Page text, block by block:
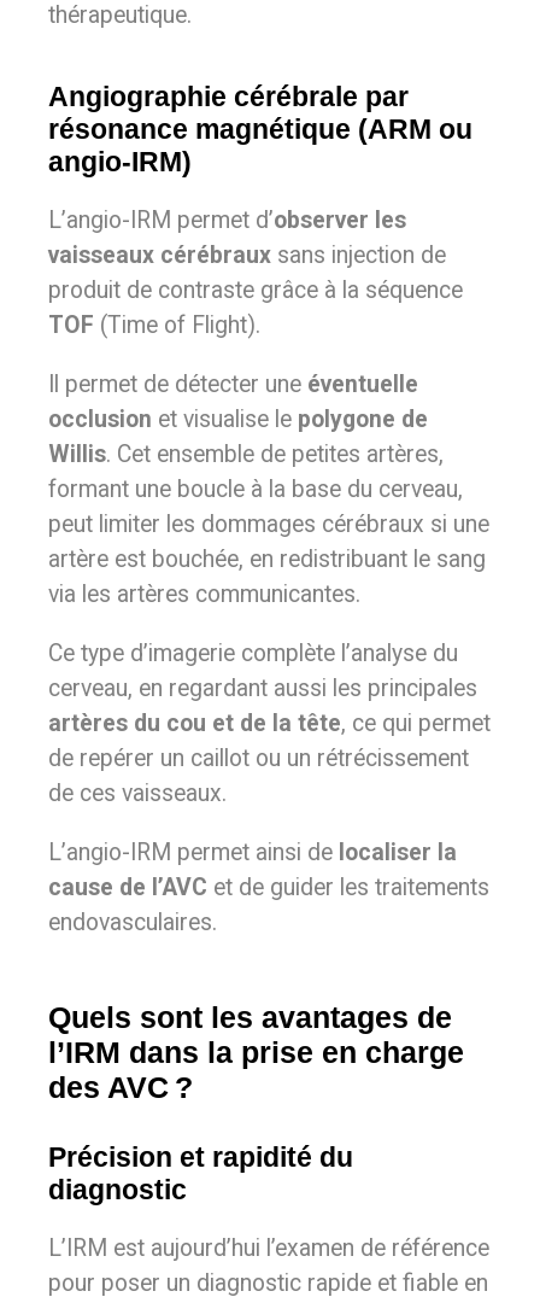
thérapeutique.
Angiographie cérébrale par
résonance magnétique (ARM ou
angio-IRM)
L’angio-IRM permet d’observer les
vaisseaux cérébraux sans injection de
produit de contraste grâce à la séquence
TOF (Time of Flight).
Il permet de détecter une éventuelle
occlusion et visualise le polygone de
Willis. Cet ensemble de petites artères,
formant une boucle à la base du cerveau,
peut limiter les dommages cérébraux si une
artère est bouchée, en redistribuant le sang
via les artères communicantes.
Ce type d’imagerie complète l’analyse du
cerveau, en regardant aussi les principales
artères du cou et de la tête, ce qui permet
de repérer un caillot ou un rétrécissement
de ces vaisseaux.
L’angio-IRM permet ainsi de localiser la
cause de l’AVC et de guider les traitements
endovasculaires.
Quels sont les avantages de
l’IRM dans la prise en charge
des AVC ?
Précision et rapidité du
diagnostic
L’IRM est aujourd’hui l’examen de référence
pour poser un diagnostic rapide et fiable en